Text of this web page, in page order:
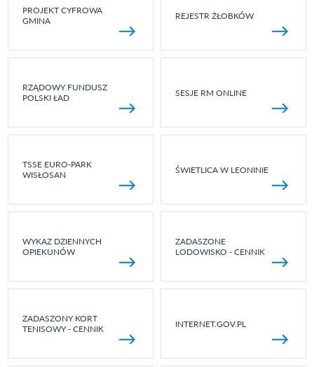
PROJEKT CYFROWA
GMINA
REJESTR ŻŁOBKÓW
RZĄDOWY FUNDUSZ
POLSKI ŁAD
SESJE RM ONLINE
TSSE EURO-PARK
WISŁOSAN
ŚWIETLICA W LEONINIE
WYKAZ DZIENNYCH
OPIEKUNÓW
ZADASZONE
LODOWISKO - CENNIK
ZADASZONY KORT
TENISOWY - CENNIK
INTERNET.GOV.PL